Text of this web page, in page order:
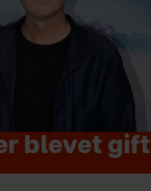
blevet gift